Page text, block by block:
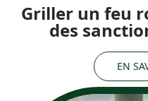
Griller un feu
des
EN